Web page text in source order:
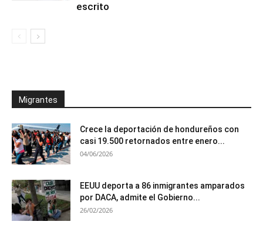
escrito
Migrantes
Crece la deportación de hondureños con
casi 19.500 retornados entre enero...
04/06/2026
EEUU deporta a 86 inmigrantes amparados
por DACA, admite el Gobierno...
26/02/2026